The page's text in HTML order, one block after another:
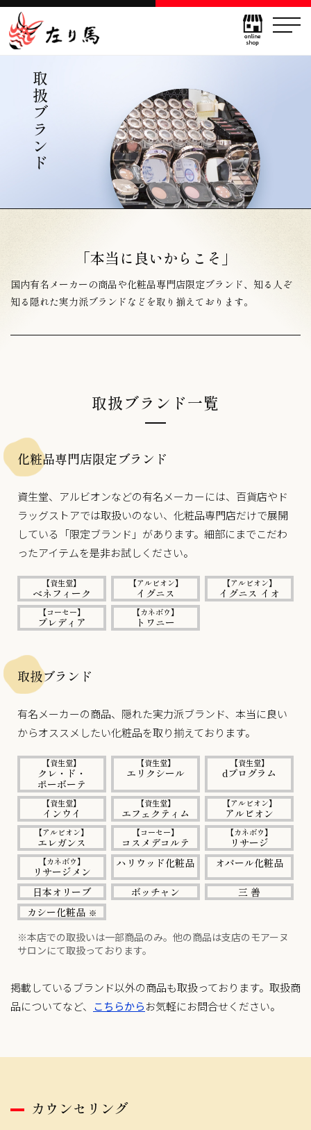
取扱ブランド
「本当に良いからこそ」
国内有名メーカーの商品や化粧品専門店限定ブランド、 知る人ぞ
知る隠れた実力派ブランドなどを取り揃えております。
取扱ブランド一覧
化粧品専門店限定ブランド
資生堂、アルビオンなどの有名メーカーには、百貨店やド
ラッグストアでは取扱いのない、化粧品専門店だけで展開
している「限定ブランド」があります。細部にまでこだわ
ったアイテムを是非お試しください。
【資生堂】
ベネフィーク
【アルビオン】
イグニス
【アルビオン】
イグニス イオ
【コーセー】
プレディア
【カネボウ】
トワニー
取扱ブランド
有名メーカーの商品、隠れた実力派ブランド、本当に良い
からオススメしたい化粧品を取り揃えております。
【資生堂】
クレ・ド・
ポーボーテ
【資生堂】
エリクシール
【資生堂】
dプログラム
【資生堂】
インウイ
【資生堂】
エフェクティム
【アルビオン】
アルビオン
【アルビオン】
エレガンス
【コーセー】
コスメデコルテ
【カネボウ】
リサージ
【カネボウ】
リサージメン
ハリウッド化粧品 オパール化粧品
日本オリーブ ボッチャン
三 善
カシー化粧品 ※
※本店での取扱いは一部商品のみ。他の商品は支店のモアーヌ
サロンにて取扱っております。
掲載しているブランド以外の商品も取扱っております。取扱商
品についてなど、 こちらからお気軽にお問合せください。
カウンセリング